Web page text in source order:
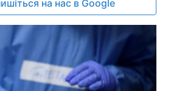
на нас в Google